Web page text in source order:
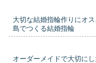
大切な結婚指輪作りにオ
島でつくる結婚指輪
オーダーメイドで大切に